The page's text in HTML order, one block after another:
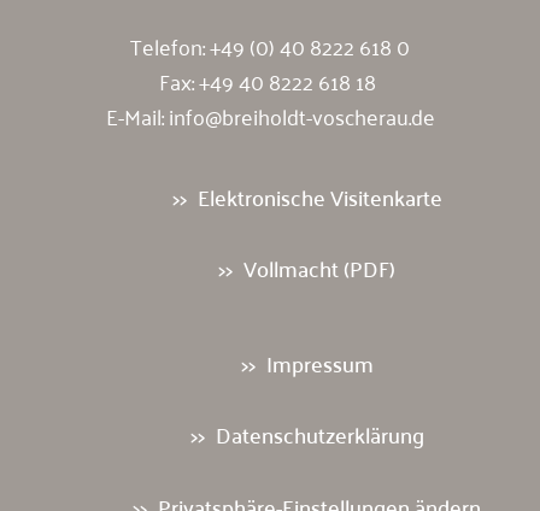
Telefon:+49 (0) 40 8222 618 0
Fax: +49 40 8222 618 18
E-Mail:info@breiholdt-voscherau.de
Elektronische Visitenkarte
Vollmacht (PDF)
Impressum
Datenschutzerklärung